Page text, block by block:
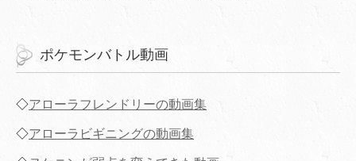
ポケモンバトル動画
◇アローラフレンドリーの動画集
◇アローラビギニングの動画集